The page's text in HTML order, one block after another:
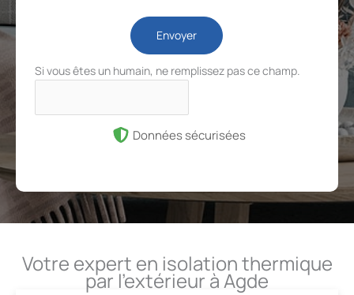
Envoyer
Si vous êtes un humain, ne remplissez pas ce champ.
Données sécurisées
Votre expert en isolation thermique
par l’extérieur à Agde